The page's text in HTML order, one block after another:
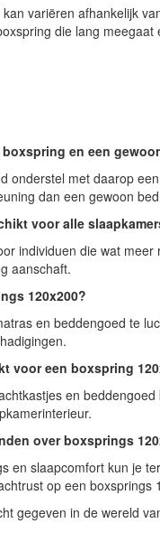
variëren afhankelijk
die lang
en een
onderstel met daarop
dan een gewoon
voor alle
individuen die wat
aanschaft.
120x200?
en beddengoed te
voor een boxspring
en
over boxsprings
en slaapcomfort kun je
op een boxsprings
gegeven in de wereld